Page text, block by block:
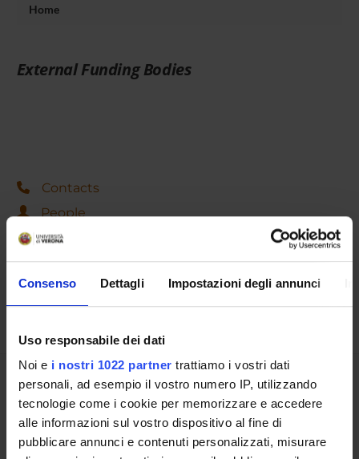
Consenso Dettagli Impostazioni degli annunci
Uso responsabile dei dati
Noi e i nostri 1022 partner trattiamo i vostri dati
personali, ad esempio il vostro numero IP, utilizzando
tecnologie come i cookie per memorizzare e accedere
alle informazioni sul vostro dispositivo al fine di
pubblicare annunci e contenuti personalizzati, misurare
Home
External Funding Bodies
Contacts
People
Places
Calendar